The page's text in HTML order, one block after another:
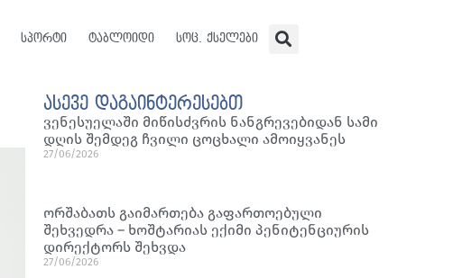
სპორტი ტაბლოიდი სოც. ქსელები
ასევე დაგაინტერესებთ
ვენესუელაში მიწისძვრის ნანგრევებიდან სამი
დღის შემდეგ ჩვილი ცოცხალი ამოიყვანეს
27/06/2026
ორშაბათს გაიმართება გაფართოებული
შეხვედრა – ხოშტარიას ექიმი პენიტენციურის
დირექტორს შეხვდა
27/06/2026